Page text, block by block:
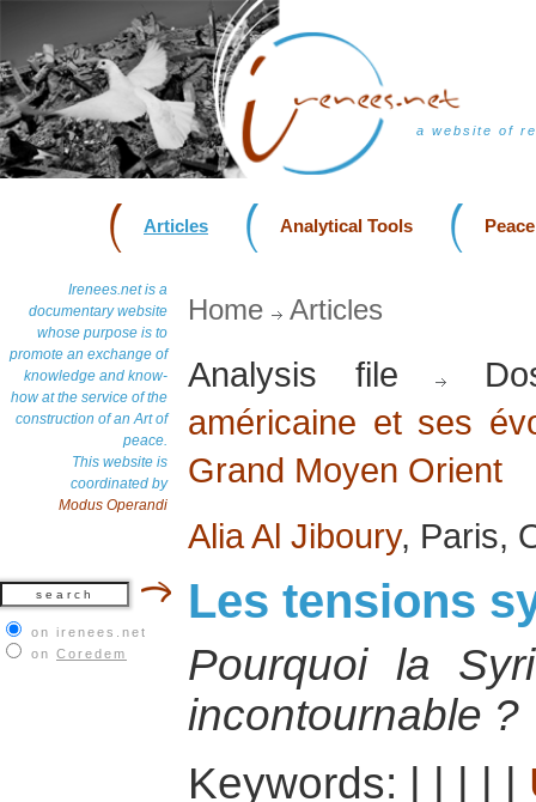
a website of
Articles Analytical Tools
Irenees.net is a
documentary website
whose purpose is to
promote an exchange of
knowledge and know-
how at the service of the
construction of an Art of
peace.
This website is
coordinated by
Modus Operandi
on irenees.net
on Coredem
Home Articles
Analysis file
américaine et ses
Grand Moyen Orient
Alia Al Jiboury, Paris,
Les tensions
Pourquoi la
incontournable ?
Keywords: